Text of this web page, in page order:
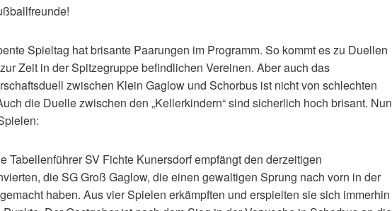
Spieltag hat brisante Paarungen im Programm. So kommt es zu Duellen
Zeit in der Spitzegruppe befindlichen Vereinen. Aber auch das
zwischen Klein Gaglow und Schorbus ist nicht von schlechten
die Duelle zwischen den „Kellerkindern“ sind sicherlich hoch brisant. Nun
Tabellenführer SV Fichte Kunersdorf empfängt den derzeitigen
die SG Groß Gaglow, die einen gewaltigen Sprung nach vorn in der
haben. Aus vier Spielen erkämpften und erspielten sie sich immerhin